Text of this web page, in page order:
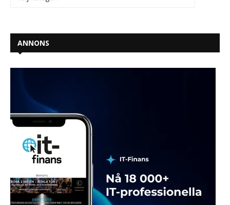
ANNONS